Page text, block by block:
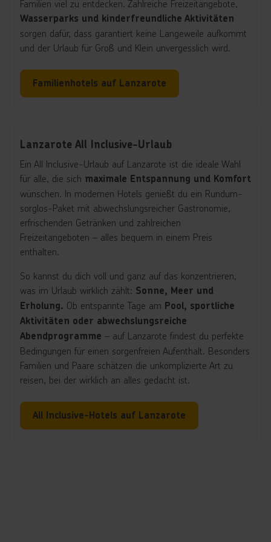
Familien viel zu entdecken. Zahlreiche Freizeitangebote,
Wasserparks und kinderfreundliche Aktivitäten
sorgen dafür, dass garantiert keine Langeweile aufkommt
und der Urlaub für Groß und Klein unvergesslich wird.
Familienhotels auf Lanzarote
Lanzarote All Inclusive-Urlaub
Ein All Inclusive-Urlaub auf Lanzarote ist die ideale Wahl
für alle, die sich maximale Entspannung und Komfort
wünschen. In modernen Hotels genießt du ein Rundum-
sorglos-Paket mit abwechslungsreicher Gastronomie,
erfrischenden Getränken und zahlreichen
Freizeitangeboten – alles bequem in einem Preis
enthalten.
So kannst du dich voll und ganz auf das konzentrieren,
was im Urlaub wirklich zählt: Sonne, Meer und
Erholung. Ob entspannte Tage am Pool, sportliche
Aktivitäten oder abwechslungsreiche
Abendprogramme – auf Lanzarote findest du perfekte
Bedingungen für einen sorgenfreien Aufenthalt. Besonders
Familien und Paare schätzen die unkomplizierte Art zu
reisen, bei der wirklich an alles gedacht ist.
All Inclusive-Hotels auf Lanzarote